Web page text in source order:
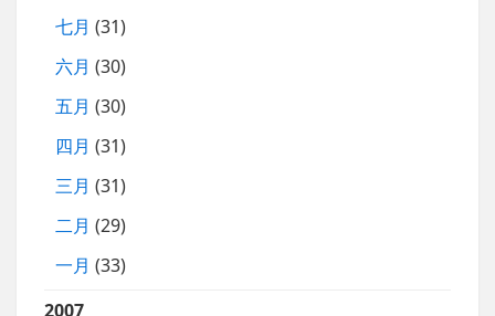
七月 (31)
六月 (30)
五月 (30)
四月 (31)
三月 (31)
二月 (29)
一月 (33)
2007